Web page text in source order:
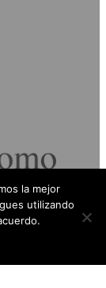
la mejor
utilizando